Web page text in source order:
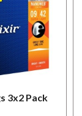
3x2 Pack